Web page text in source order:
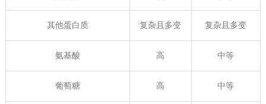
其他蛋白质 复杂且多变 复杂且多变
氨基酸 高 中等
葡萄糖 高 中等